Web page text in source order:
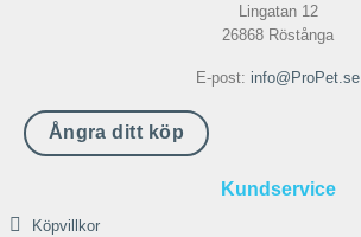
Lingatan 12
26868 Röstånga
E-post: info@ProPet.se
Ångra ditt köp
Kundservice
Köpvillkor